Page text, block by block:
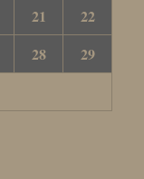
21
22
28
29